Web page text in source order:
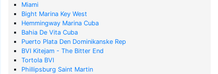
Miami
Bight Marina Key West
Hemmingway Marina Cuba
Bahia De Vita Cuba
Puerto Plata Den Dominikanske Rep
BVI Kitejam - The Bitter End
Tortola BVI
Phillipsburg Saint Martin